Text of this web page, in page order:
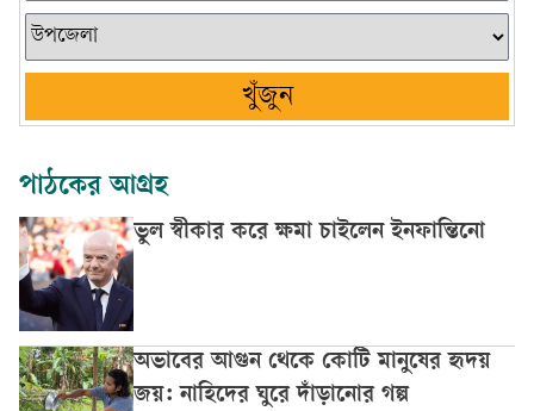
খুঁজুন
পাঠকের আগ্রহ
ভুল স্বীকার করে ক্ষমা চাইলেন ইনফান্তিনো
অভাবের আগুন থেকে কোটি মানুষের হৃদয়
জয়: নাহিদের ঘুরে দাঁড়ানোর গল্প